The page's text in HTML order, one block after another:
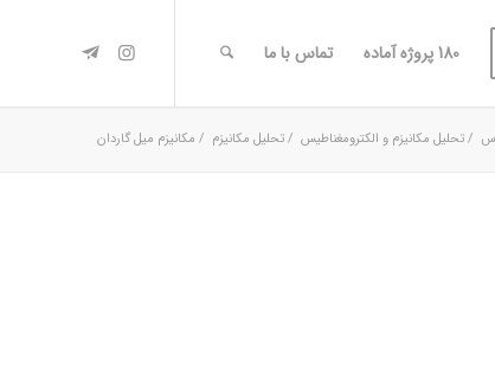
180 پروژه آماده تماس با ما
/تحلیل مکانیزم و الکترومغناطیس /تحليل مكانیزم / مکانیزم میل گاردان